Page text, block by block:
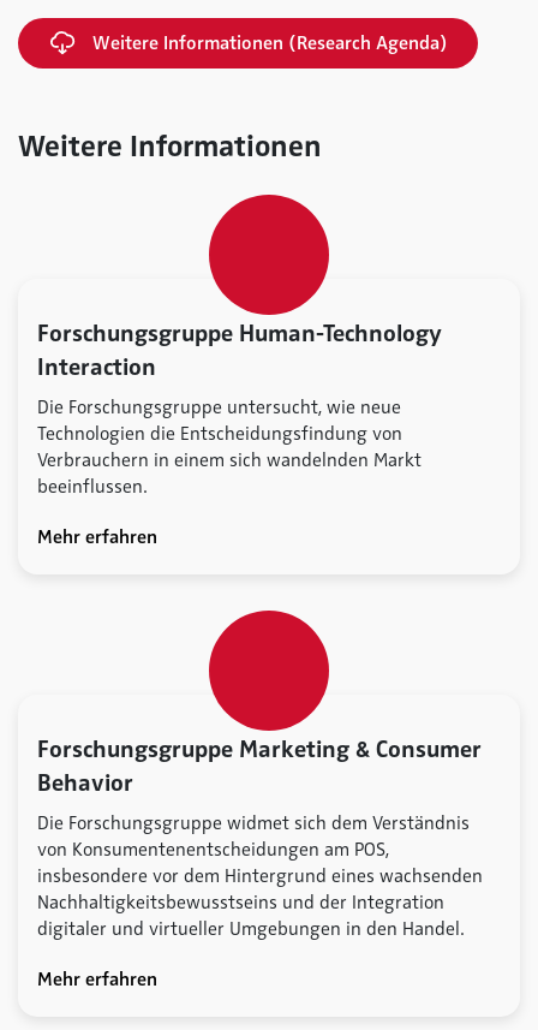
Weitere Informationen (Research Agenda)
Weitere Informationen
Forschungsgruppe Human-Technology
Interaction
Die Forschungsgruppe untersucht, wie neue
Technologien die Entscheidungsfindung von
Verbrauchern in einem sich wandelnden Markt
beeinflussen.
Mehr erfahren
Forschungsgruppe Marketing & Consumer
Behavior
Die Forschungsgruppe widmet sich dem Verständnis
von Konsumentenentscheidungen am POS,
insbesondere vor dem Hintergrund eines wachsenden
Nachhaltigkeitsbewusstseins und der Integration
digitaler und virtueller Umgebungen in den Handel.
Mehr erfahren